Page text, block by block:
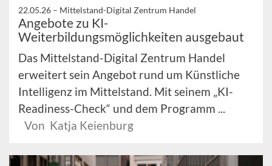
22.05.26 – Mittelstand-Digital Zentrum Handel
Angebote zu KI-
Weiterbildungsmöglichkeiten ausgebaut
Das Mittelstand-Digital Zentrum Handel
erweitert sein Angebot rund um Künstliche
Intelligenz im Mittelstand. Mit seinem „KI-
Readiness-Check“ und dem Programm ...
Von Katja Keienburg